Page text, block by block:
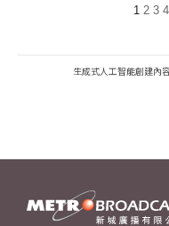
1 2 3 4
生成式人工智能創建內